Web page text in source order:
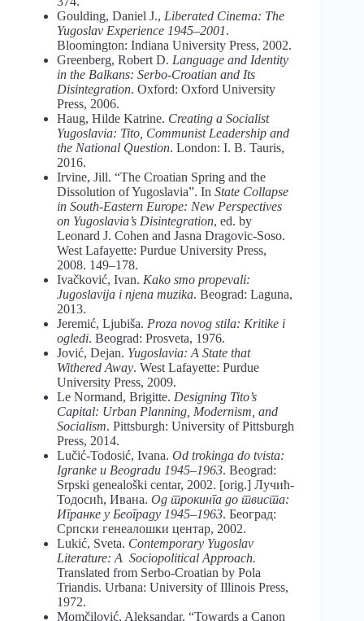
Goulding, Daniel J., Liberated Cinema: The
Yugoslav Experience 1945–2001.
Bloomington: Indiana University Press, 2002.
Greenberg, Robert D. Language and Identity
in the Balkans: Serbo-Croatian and Its
Disintegration. Oxford: Oxford University
Press, 2006.
Haug, Hilde Katrine. Creating a Socialist
Yugoslavia: Tito, Communist Leadership and
the National Question. London: I. B. Tauris,
2016.
Irvine, Jill. “The Croatian Spring and the
Dissolution of Yugoslavia”. In State Collapse
in South-Eastern Europe: New Perspectives
on Yugoslavia’s Disintegration, ed. by
Leonard J. Cohen and Jasna Dragovic-Soso.
West Lafayette: Purdue University Press,
2008. 149–178.
Ivačković, Ivan. Kako smo propevali:
Jugoslavija i njena muzika. Beograd: Laguna,
2013.
Jeremić, Ljubiša. Proza novog stila: Kritike i
ogledi. Beograd: Prosveta, 1976.
Jović, Dejan. Yugoslavia: A State that
Withered Away. West Lafayette: Purdue
University Press, 2009.
Le Normand, Brigitte. Designing Tito’s
Capital: Urban Planning, Modernism, and
Socialism. Pittsburgh: University of Pittsburgh
Press, 2014.
Lučić-Todosić, Ivana. Od trokinga do tvista:
Igranke u Beogradu 1945–1963. Beograd:
Srpski genealoški centar, 2002. [orig.] Лучић-
Тодосић, Ивана. Од трокинга до твиста:
Игранке у Београду 1945–1963. Београд:
Српски генеалошки центар, 2002.
Lukić, Sveta. Contemporary Yugoslav
Literature: A Sociopolitical Approach.
Translated from Serbo-Croatian by Pola
Triandis. Urbana: University of Illinois Press,
1972.
Momčilović, Aleksandar. “Towards a Canon